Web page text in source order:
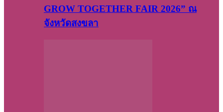
GROW TOGETHER FAIR 2026” ณ
จังหวัดสงขลา